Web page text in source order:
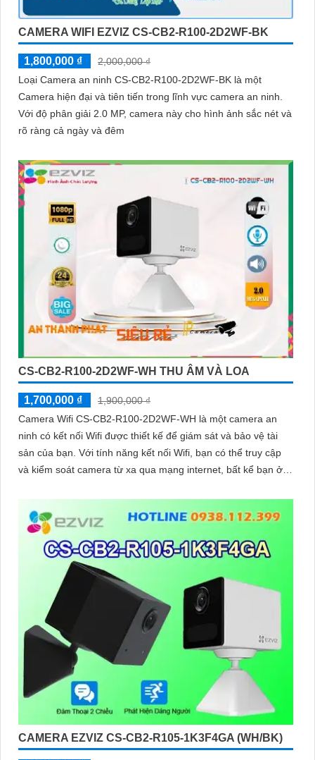
CAMERA WIFI EZVIZ CS-CB2-R100-2D2WF-BK
1,800,000 ₫
2,000,000 ₫
Loại Camera an ninh CS-CB2-R100-2D2WF-BK là một
Camera hiện đại và tiên tiến trong lĩnh vực camera an ninh.
Với độ phân giải 2.0 MP, camera này cho hình ảnh sắc nét và
rõ ràng cả ngày và đêm
CS-CB2-R100-2D2WF-WH THU ÂM VÀ LOA
1,700,000 ₫
1,900,000 ₫
Camera Wifi CS-CB2-R100-2D2WF-WH là một camera an
ninh có kết nối Wifi được thiết kế để giám sát và bảo vệ tài
sản của bạn. Với tính năng kết nối Wifi, bạn có thể truy cập
và kiểm soát camera từ xa qua mạng internet, bất kể bạn ở
CAMERA EZVIZ CS-CB2-R105-1K3F4GA (WH/BK)